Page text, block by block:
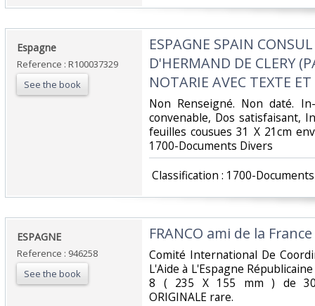
‎Espagne‎
Reference : R100037329
See the book
‎ESPAGNE SPAIN
D'HERMAND DE CLERY
NOTARIE AVEC TEXTE
‎Non Renseigné. Non daté.
convenable, Dos satisfaisant,
feuilles cousues 31 X 21cm
1700-Documents Divers‎
Classification : 1700-
‎ESPAGNE‎
Reference : 946258
See the book
‎FRANCO ami de la France
‎Comité International De
L'Aide à L'Espagne
8 ( 235 X 155 mm ) de 30
ORIGINALE rare.‎